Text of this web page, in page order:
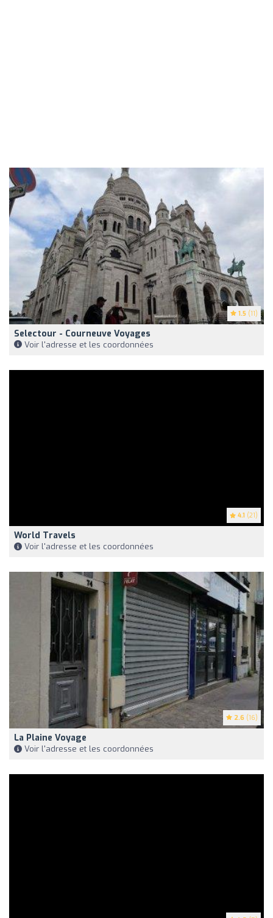
1.5 (11)
Selectour - Courneuve Voyages
Voir l'adresse et les coordonnées
4.1 (21)
World Travels
Voir l'adresse et les coordonnées
2.6 (16)
La Plaine Voyage
Voir l'adresse et les coordonnées